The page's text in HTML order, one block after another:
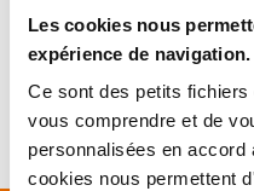
Les cookies nous
expérience de navigation.
Ce sont des petits
vous comprendre et de
personnalisées en accord
cookies nous permettent
la protection de
à outils, vestiaires...
Contenu : 1 cadenas
Utilisation : protection
ont de la valeur, idéal
cylindre dans le